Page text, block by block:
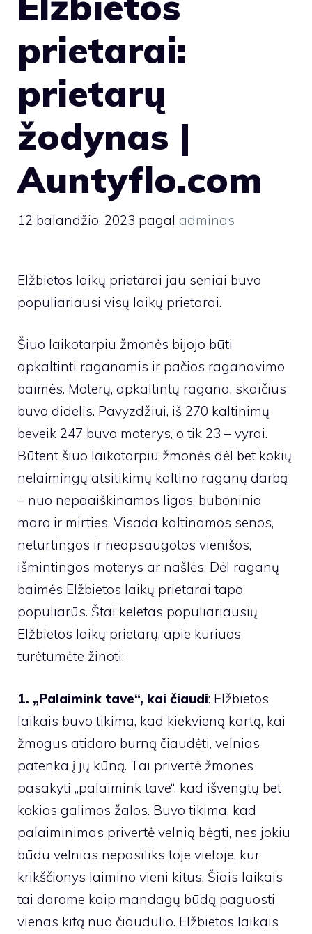
prietarai:
prietarų
žodynas |
Auntyflo.com
12 balandžio, 2023 pagal adminas
Elžbietos laikų prietarai jau seniai buvo
populiariausi visų laikų prietarai.
Šiuo laikotarpiu žmonės bijojo būti
apkaltinti raganomis ir pačios raganavimo
baimės. Moterų, apkaltintų ragana, skaičius
buvo didelis. Pavyzdžiui, iš 270 kaltinimų
beveik 247 buvo moterys, o tik 23 – vyrai.
Būtent šiuo laikotarpiu žmonės dėl bet kokių
nelaimingų atsitikimų kaltino raganų darbą
– nuo ​​nepaaiškinamos ligos, buboninio
maro ir mirties. Visada kaltinamos senos,
neturtingos ir neapsaugotos vienišos,
išmintingos moterys ar našlės. Dėl raganų
baimės Elžbietos laikų prietarai tapo
populiarūs. Štai keletas populiariausių
Elžbietos laikų prietarų, apie kuriuos
turėtumėte žinoti:
1. „Palaimink tave“, kai čiaudi: Elžbietos
laikais buvo tikima, kad kiekvieną kartą, kai
žmogus atidaro burną čiaudėti, velnias
patenka į jų kūną. Tai privertė žmones
pasakyti „palaimink tave“, kad išvengtų bet
kokios galimos žalos. Buvo tikima, kad
palaiminimas privertė velnią bėgti, nes jokiu
būdu velnias nepasiliks toje vietoje, kur
krikščionys laimino vieni kitus. Šiais laikais
tai darome kaip mandagų būdą paguosti
vienas kitą nuo čiaudulio. Elžbietos laikais